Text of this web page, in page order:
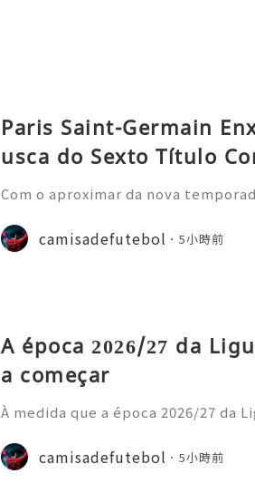
Paris Saint-Germain
usca do Sexto Título
Com o aproximar da nova
nstrou uma nova estratégia
ior estilo de gastos e
camisadefutebol 5小時前
A época 2026/27 da
a começar
À medida que a época 2026/27 da
o prazo para o título. Os adeptos
amisolas de futebol
camisadefutebol 5小時前